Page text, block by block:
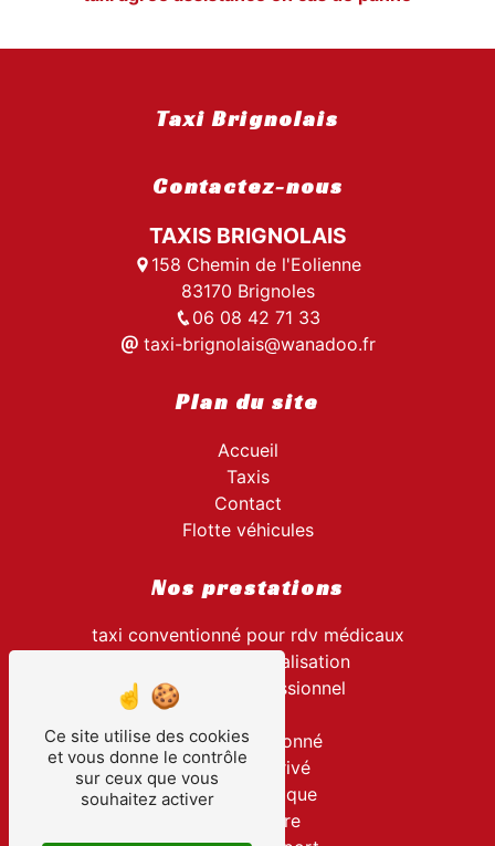
Taxi Brignolais
Contactez-nous
TAXIS BRIGNOLAIS
158 Chemin de l'Eolienne
83170 Brignoles
06 08 42 71 33
taxi-brignolais@wanadoo.fr
Plan du site
Accueil
Taxis
Contact
Flotte véhicules
Nos prestations
taxi conventionné pour rdv médicaux
transport hospitalisation
transport professionnel
taxi conventionné
transport privé
visite touristique
navette gare
Ce site utilise des cookies
et vous donne le contrôle
sur ceux que vous
souhaitez activer